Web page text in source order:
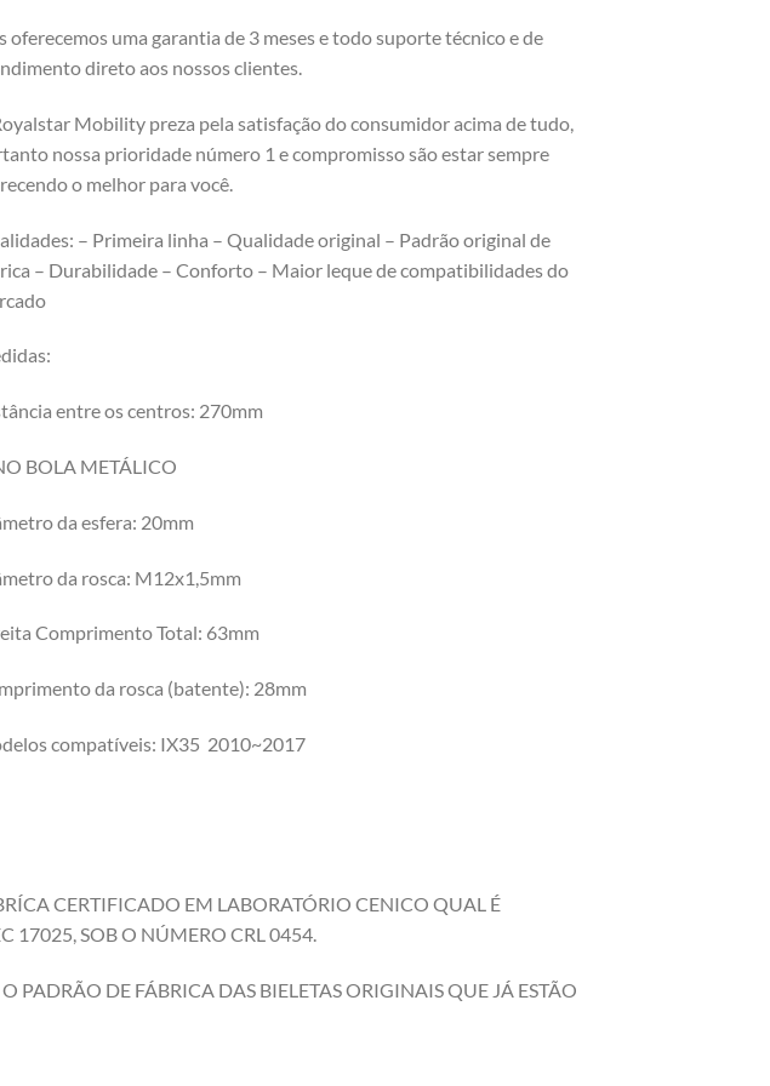
oferecemos uma garantia de 3 meses e todo suporte técnico e de
direto aos nossos clientes.
Mobility preza pela satisfação do consumidor acima de tudo,
nossa prioridade número 1 e compromisso são estar sempre
o melhor para você.
– Primeira linha – Qualidade original – Padrão original de
– Durabilidade – Conforto – Maior leque de compatibilidades do
entre os centros: 270mm
BOLA METÁLICO
da esfera: 20mm
da rosca: M12x1,5mm
Comprimento Total: 63mm
da rosca (batente): 28mm
compatíveis: IX35 2010~2017
CERTIFICADO EM LABORATÓRIO CENICO QUAL É
17025, SOB O NÚMERO CRL 0454.
PADRÃO DE FÁBRICA DAS BIELETAS ORIGINAIS QUE JÁ ESTÃO